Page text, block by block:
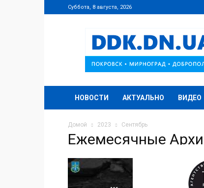
Суббота, 8 августа, 2026
DDK.DN.UA
НОВОСТИ АКТУАЛЬНО ВИДЕО
Домой 2023 Сентябрь
Ежемесячные